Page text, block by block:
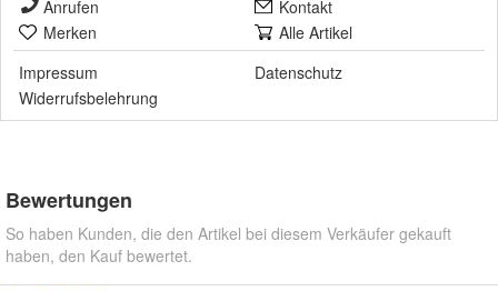
Anrufen
Kontakt
Merken
Alle Artikel
Impressum
Datenschutz
Widerrufsbelehrung
Bewertungen
So haben Kunden, die den Artikel bei diesem Verkäufer gekauft
haben, den Kauf bewertet.